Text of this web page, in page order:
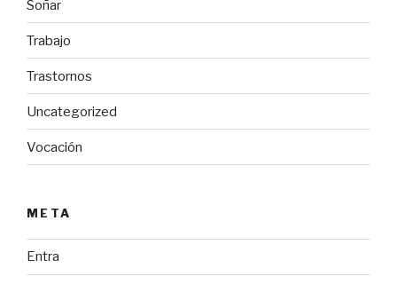
Soñar
Trabajo
Trastornos
Uncategorized
Vocación
META
Entra